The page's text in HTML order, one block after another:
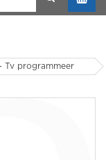
Tv programmeer